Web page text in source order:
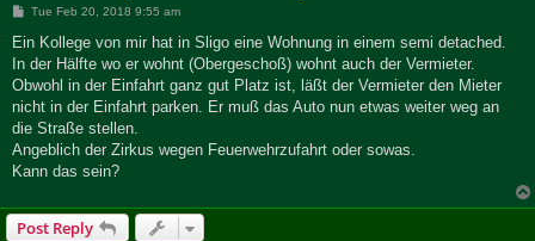
P
s
Tue Feb 20, 2018 9:55 am
Ein Kollege von mir hat in Sligo eine Wohnung in einem semi detached.
In der Hälfte wo er wohnt (Obergeschoß) wohnt auch der Vermieter.
Obwohl in der Einfahrt ganz gut Platz ist, läßt der Vermieter den Mieter
nicht in der Einfahrt parken. Er muß das Auto nun etwas weiter weg an
die Straße stellen.
Angeblich der Zirkus wegen Feuerwehrzufahrt oder sowas.
Kann das sein?
Post Reply